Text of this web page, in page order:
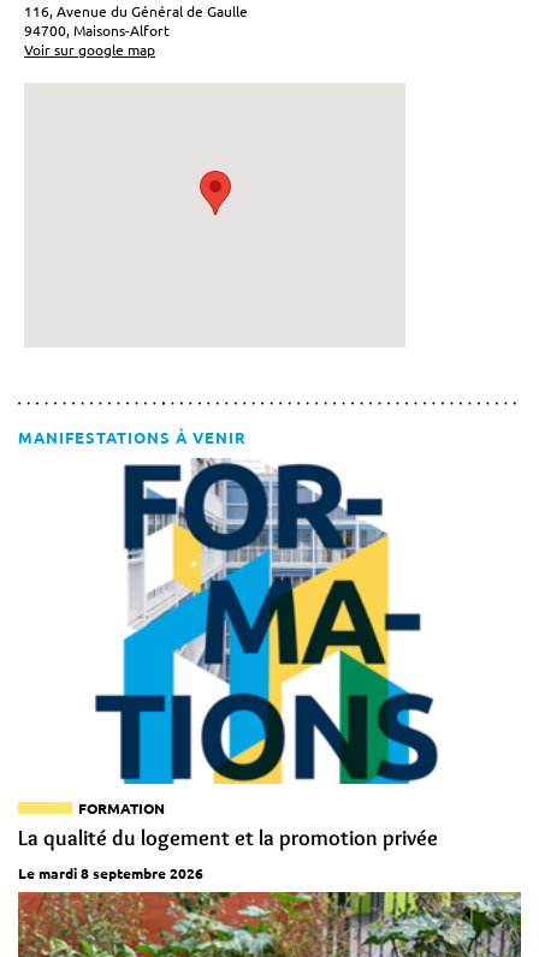
116, Avenue du Général de Gaulle
94700, Maisons-Alfort
Voir sur google map
MANIFESTATIONS À VENIR
FORMATION
La qualité du logement et la promotion privée
Le mardi 8 septembre 2026